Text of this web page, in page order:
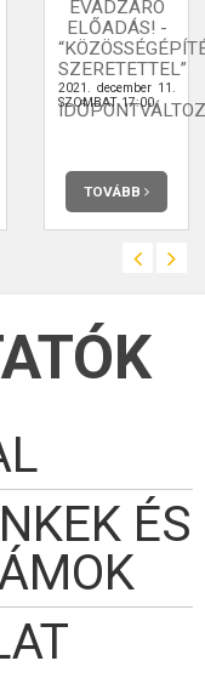
ÉVADZÁRÓ
ELŐADÁS! -
SZERETETTEL”
-
2021. december 11.
SZOMBAT 17:00
TOVÁBB
ÉS